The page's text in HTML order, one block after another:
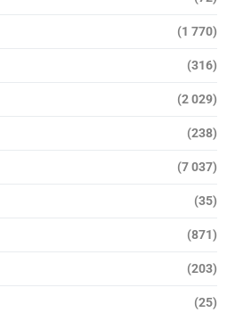
(1 770)
(316)
(2 029)
(238)
(7 037)
(35)
(871)
(203)
(25)